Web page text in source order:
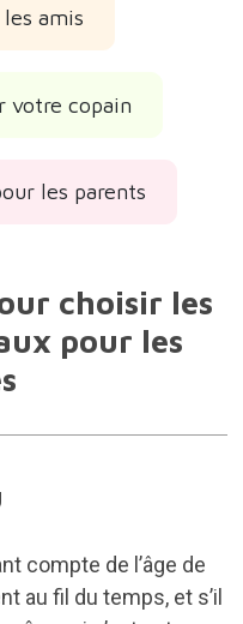
amis
votre copain
les parents
choisir les
pour les
compte de l’âge de
au fil du temps, et s’il